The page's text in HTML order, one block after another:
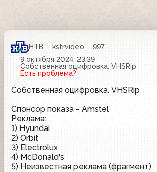
НТВ kstrvideo
997
9 октября 2024, 23:39
Собственная оцифровка. VHSRip
Есть проблема?
Собственная оцифровка. VHSRip
Спонсор показа - Amstel
Реклама:
1) Hyundai
2) Orbit
3) Electrolux
4) McDonald's
5) Неизвестная реклама (фрагмент)